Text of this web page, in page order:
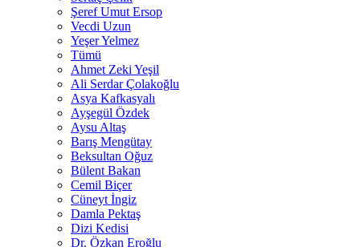
Şeref Umut Ersop
Vecdi Uzun
Yeşer Yelmez
Tümü
Ahmet Zeki Yeşil
Ali Serdar Çolakoğlu
Asya Kafkasyalı
Ayşegül Özdek
Aysu Altaş
Barış Mengütay
Beksultan Oğuz
Bülent Bakan
Cemil Biçer
Cüneyt İngiz
Damla Pektaş
Dizi Kedisi
Dr. Özkan Eroğlu